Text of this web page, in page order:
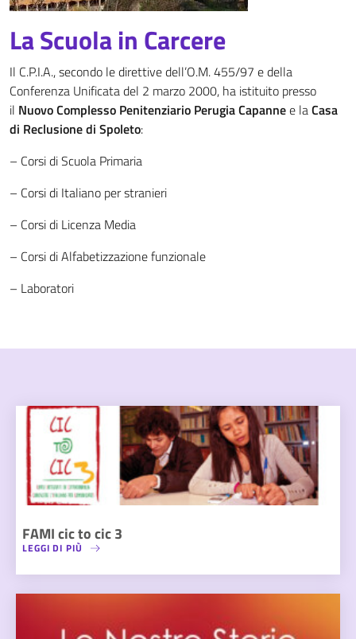
La Scuola in Carcere
Il C.P.I.A., secondo le direttive dell’O.M. 455/97 e della
Conferenza Unificata del 2 marzo 2000, ha istituito presso
il Nuovo Complesso Penitenziario PerugiaCapannee laCasa
di Reclusione di Spoleto:
– Corsi di Scuola Primaria
– Corsi di Italiano per stranieri
– Corsi di Licenza Media
– Corsi di Alfabetizzazione funzionale
– Laboratori
FAMI cic to cic 3
LEGGI DI PIÙ